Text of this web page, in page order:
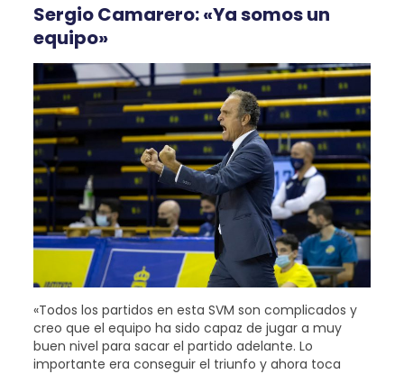
Sergio Camarero: «Ya somos un
equipo»
«Todos los partidos en esta SVM son complicados y
creo que el equipo ha sido capaz de jugar a muy
buen nivel para sacar el partido adelante. Lo
importante era conseguir el triunfo y ahora toca